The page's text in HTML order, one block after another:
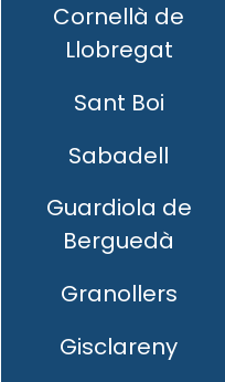
Cornellà de
Llobregat
Sant Boi
Sabadell
Guardiola de
Berguedà
Granollers
Gisclareny